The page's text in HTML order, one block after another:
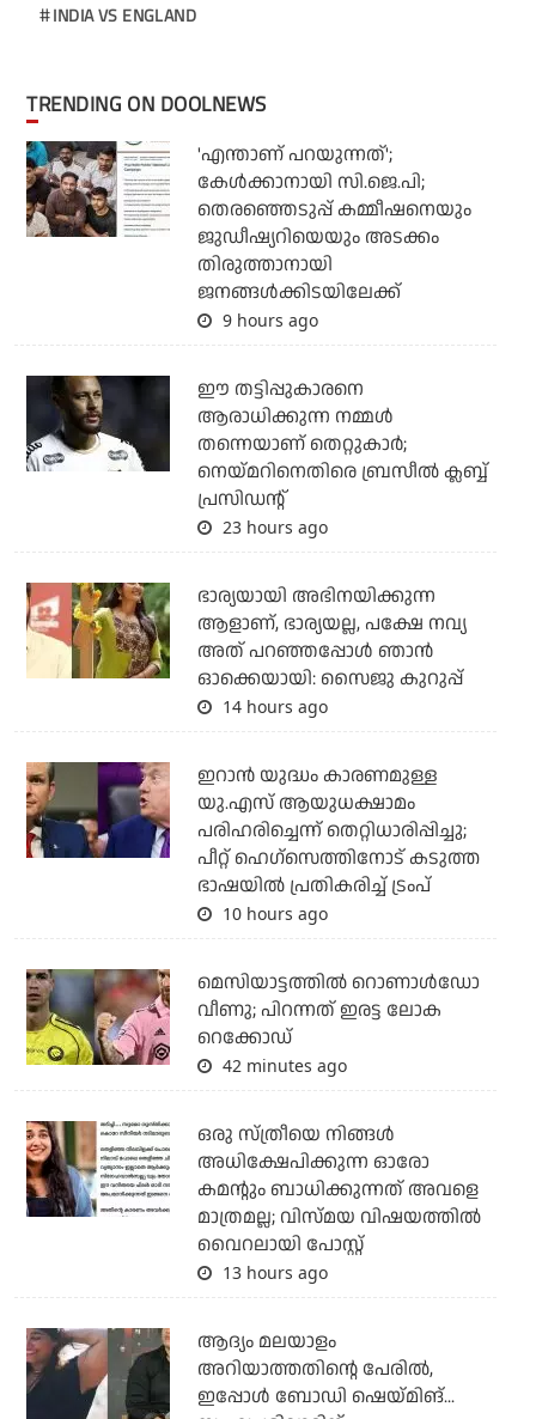
INDIA VS ENGLAND
TRENDING ON DOOLNEWS
'എന്താണ് പറയുന്നത്';
കേള്‍ക്കാനായി സി.ജെ.പി;
തെരഞ്ഞെടുപ്പ് കമ്മീഷനെയും
ജുഡീഷ്യറിയെയും അടക്കം
തിരുത്താനായി
ജനങ്ങള്‍ക്കിടയിലേക്ക്
9 hours ago
ഈ തട്ടിപ്പുകാരനെ
ആരാധിക്കുന്ന നമ്മള്‍
തന്നെയാണ് തെറ്റുകാര്‍;
നെയ്മറിനെതിരെ ബ്രസീല്‍ ക്ലബ്ബ്
പ്രസിഡന്റ്
23 hours ago
ഭാര്യയായി അഭിനയിക്കുന്ന
ആളാണ്, ഭാര്യയല്ല, പക്ഷേ നവ്യ
അത് പറഞ്ഞപ്പോള്‍ ഞാന്‍
ഓക്കെയായി: സൈജു കുറുപ്പ്
14 hours ago
ഇറാന്‍ യുദ്ധം കാരണമുള്ള
യു.എസ് ആയുധക്ഷാമം
പരിഹരിച്ചെന്ന് തെറ്റിധാരിപ്പിച്ചു;
പീറ്റ് ഹെഗ്‌സെത്തിനോട് കടുത്ത
ഭാഷയില്‍ പ്രതികരിച്ച് ട്രംപ്
10 hours ago
മെസിയാട്ടത്തില്‍ റൊണാള്‍ഡോ
വീണു; പിറന്നത് ഇരട്ട ലോക
റെക്കോഡ്
42 minutes ago
ഒരു സ്ത്രീയെ നിങ്ങള്‍
അധിക്ഷേപിക്കുന്ന ഓരോ
കമന്റും ബാധിക്കുന്നത് അവളെ
മാത്രമല്ല; വിസ്മയ വിഷയത്തില്‍
വൈറലായി പോസ്റ്റ്
13 hours ago
ആദ്യം മലയാളം
അറിയാത്തതിന്റെ പേരില്‍,
ഇപ്പോള്‍ ബോഡി ഷെയ്മിങ്...